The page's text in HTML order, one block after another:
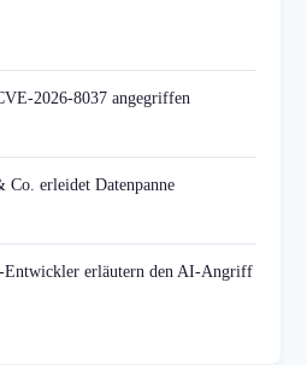
2026-8037 angegriffen
Co. erleidet Datenpanne
erläutern den AI-Angriff